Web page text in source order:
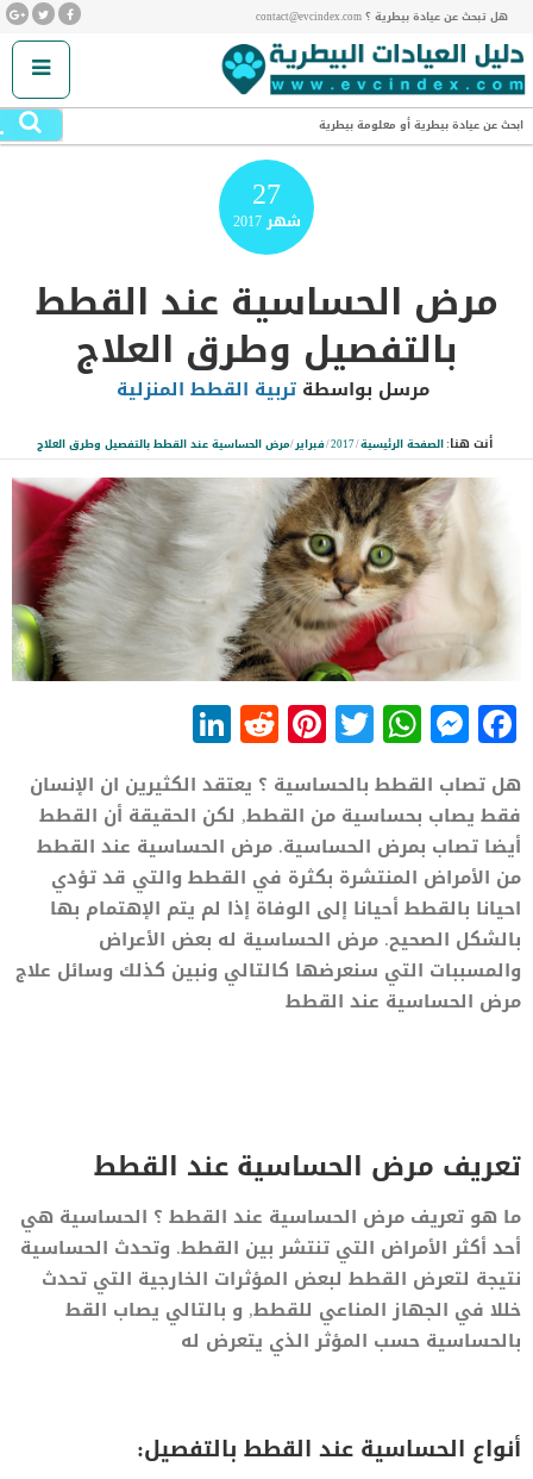
هل تبحث عن عيادة بيطرية ؟ contact@evcindex.com
ابحث عن عيادة بيطرية أو معلومة بيطرية
27
شهر2017
مرض الحساسية عند القطط
بالتفصيل وطرق العلاج
مرسل بواسطةتربية القطط المنزلية
أنت هنا:الصفحة الرئيسية/
2017
/فبراير/مرض الحساسية عند القطط بالتفصيل وطرق العلاج
Facebook
Messenger
WhatsApp
Twitter
Pinterest
Reddit
هل تصاب القطط بالحساسية ؟ يعتقد الكثيرين ان الإنسان
فقط يصاب بحساسية من القطط, لكن الحقيقة أن القطط
أيضا تصاب بمرض الحساسية. مرض الحساسية عند القطط
من الأمراض المنتشرة بكثرة في القطط والتي قد تؤدي
احيانا بالقطط أحيانا إلى الوفاة إذا لم يتم الإهتمام بها
بالشكل الصحيح. مرض الحساسية له بعض الأعراض
والمسببات التي سنعرضها كالتالي ونبين كذلك وسائل علاج
مرض الحساسية عند القطط
تعريف مرض الحساسية عند القطط
ما هو تعريف مرض الحساسية عند القطط ؟ الحساسية هي
أحد أكثر الأمراض التي تنتشر بين القطط. وتحدث الحساسية
نتيجة لتعرض القطط لبعض المؤثرات الخارجية التي تحدث
خللا في الجهاز المناعي للقطط, و بالتالي يصاب القط
بالحساسية حسب المؤثر الذي يتعرض له
أنواع الحساسية عند القطط بالتفصيل: